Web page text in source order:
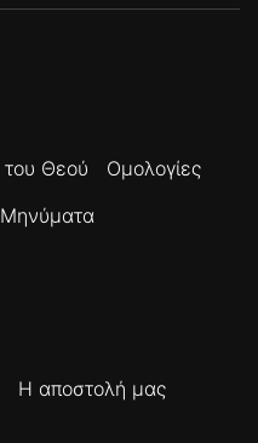
του Θεού
Ομολογίες
Μηνύματα
Η αποστολή μας